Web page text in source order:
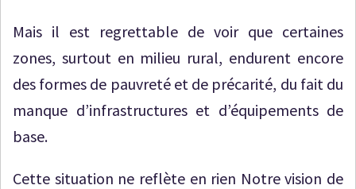
Mais il est regrettable de voir que certaines
zones, surtout en milieu rural, endurent encore
des formes de pauvreté et de précarité, du fait du
manque d’infrastructures et d’équipements de
base.
Cette situation ne reflète en rien Notre vision de